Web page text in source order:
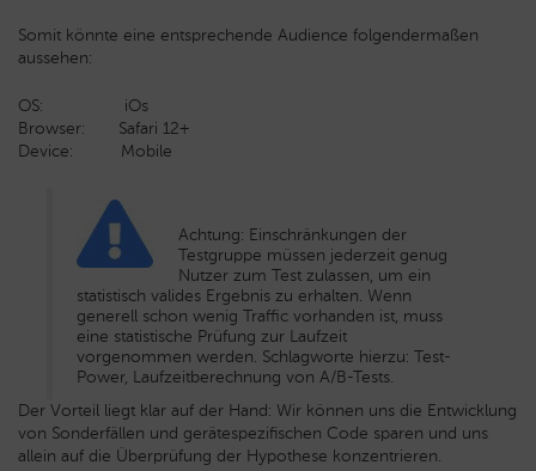
Somit könnte eine entsprechende Audience folgendermaßen
aussehen:
OS: iOs
Browser: Safari 12+
Device: Mobile
Achtung: Einschränkungen der
Testgruppe müssen jederzeit genug
Nutzer zum Test zulassen, um ein
statistisch valides Ergebnis zu erhalten. Wenn
generell schon wenig Traffic vorhanden ist, muss
eine statistische Prüfung zur Laufzeit
vorgenommen werden. Schlagworte hierzu: Test-
Power, Laufzeitberechnung von A/B-Tests.
Der Vorteil liegt klar auf der Hand: Wir können uns die Entwicklung
von Sonderfällen und gerätespezifischen Code sparen und uns
allein auf die Überprüfung der Hypothese konzentrieren.